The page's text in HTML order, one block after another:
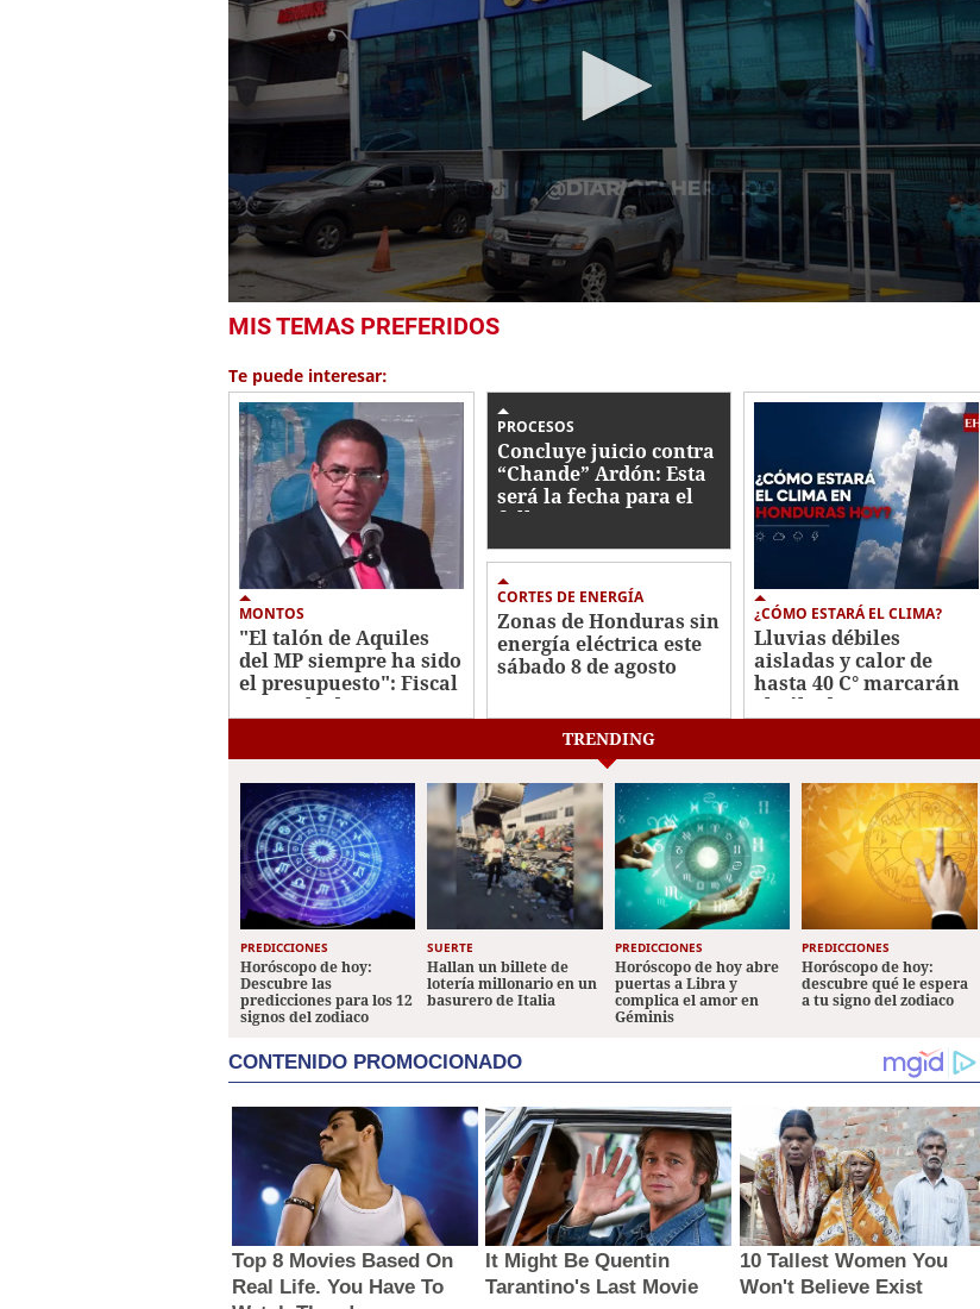
seconds
1
minute,
50
secondsVolume
0%
MIS TEMAS PREFERIDOS
Te puede interesar:
MONTOS
"El talón de Aquiles
del MP siempre ha sido
el presupuesto": Fiscal
general adjunto
PROCESOS
Concluye juicio contra
“Chande” Ardón: Esta
será la fecha para el
fallo
CORTES DE ENERGÍA
Zonas de Honduras sin
energía eléctrica este
sábado 8 de agosto
¿CÓMO ESTARÁ EL CLIMA?
Lluvias débiles
aisladas y calor de
hasta 40 C° marcarán
el sábado
TRENDING
PREDICCIONES
Horóscopo de hoy:
Descubre las
predicciones para los 12
signos del zodiaco
SUERTE
Hallan un billete de
lotería millonario en un
basurero de Italia
PREDICCIONES
Horóscopo de hoy abre
puertas a Libra y
complica el amor en
Géminis
PREDICCIONES
Horóscopo de hoy:
descubre qué le espera
a tu signo del zodiaco
CONTENIDO PROMOCIONADO
Top 8 Movies Based On
Real Life. You Have To
It Might Be Quentin
Tarantino's Last Movie
10 Tallest Women You
Won't Believe Exist